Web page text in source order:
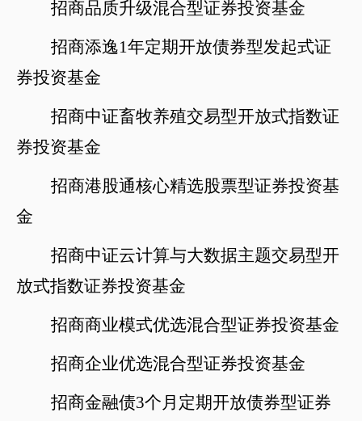
招商品质升级混合型证券投资基金
招商添逸1年定期开放债券型发起式证
券投资基金
招商中证畜牧养殖交易型开放式指数证
券投资基金
招商港股通核心精选股票型证券投资基
金
招商中证云计算与大数据主题交易型开
放式指数证券投资基金
招商商业模式优选混合型证券投资基金
招商企业优选混合型证券投资基金
招商金融债3个月定期开放债券型证券